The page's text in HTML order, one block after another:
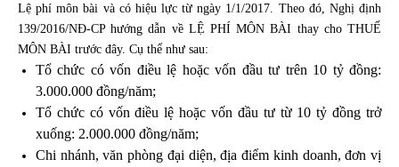
Lệ phí môn bài và có hiệu lực từ ngày 1/1/2017. Theo đó, Nghị định
139/2016/NĐ-CP hướng dẫn về LỆ PHÍ MÔN BÀI thay cho THUẾ
MÔN BÀI trước đây. Cụ thể như sau:
Tổ chức có vốn điều lệ hoặc vốn đầu tư trên 10 tỷ đồng:
3.000.000 đồng/năm;
Tổ chức có vốn điều lệ hoặc vốn đầu tư từ 10 tỷ đồng trở
xuống: 2.000.000 đồng/năm;
Chi nhánh, văn phòng đại diện, địa điểm kinh doanh, đơn vị